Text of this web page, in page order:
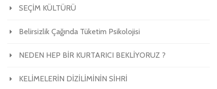
SEÇİM KÜLTÜRÜ
Belirsizlik Çağında Tüketim Psikolojisi
NEDEN HEP BİR KURTARICI BEKLİYORUZ ?
KELİMELERİN DİZİLİMİNİN SİHRİ